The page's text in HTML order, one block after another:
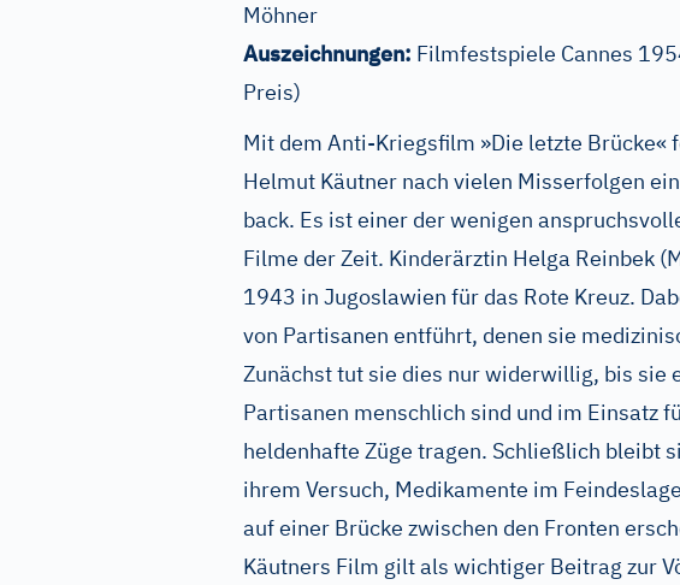
Möhner
Auszeichnungen: Filmfestspiele Cannes
Preis)
Mit dem Anti-Kriegsfilm »Die letzte Brücke«
Helmut Käutner nach vielen Misserfolgen
back. Es ist einer der wenigen
Filme der Zeit. Kinderärztin Helga Reinbek
1943 in Jugoslawien für das Rote Kreuz.
von Partisanen entführt, denen sie
Zunächst tut sie dies nur widerwillig, bis sie
Partisanen menschlich sind und im Einsatz
heldenhafte Züge tragen. Schließlich bleibt
ihrem Versuch, Medikamente im
auf einer Brücke zwischen den Fronten
Käutners Film gilt als wichtiger Beitrag zur